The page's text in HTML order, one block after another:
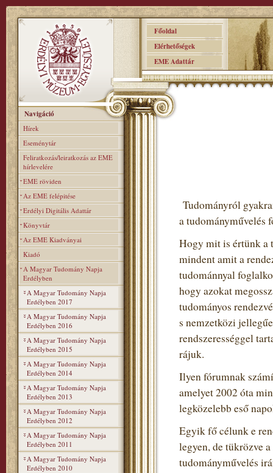
Főoldal
Elérhetőségek
EME Adattár
Navigáció
Hírek
Eseménytár
Feliratkozás/leiratkozás az EME
hírlevelére
EME röviden
Az EME felépitése
Erdélyi Digitális Adattár
Könyvtár
Az EME Kiadványai
Kiadó
A Magyar Tudomány Napja
Erdélyben
A Magyar Tudomány Napja
Erdélyben 2017
A Magyar Tudomány Napja
Erdélyben 2016
A Magyar Tudomány Napja
Erdélyben 2015
A Magyar Tudomány Napja
Erdélyben 2014
A Magyar Tudomány Napja
Erdélyben 2013
A Magyar Tudomány Napja
Erdélyben 2012
A Magyar Tudomány Napja
Erdélyben 2011
A Magyar Tudomány Napja
Erdélyben 2010
Tudományról
a tudományművelés
Hogy mit is értünk a
mindent amit a
tudománnyal
hogy azokat
tudományos
s nemzetközi
rendszerességgel
rájuk.
Ilyen fórumnak
amelyet 2002 óta
legközelebb eső
Egyik fő célunk e
legyen, de tükrözve
tudományművelés